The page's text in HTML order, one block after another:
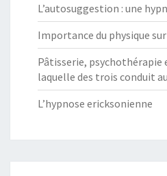
L’autosuggestion : une
Importance du physique
Pâtisserie, psychothérapie
laquelle des trois conduit
L’hypnose ericksonienne